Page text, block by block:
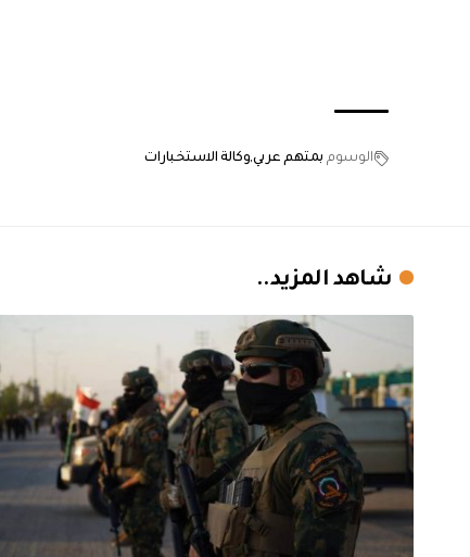
الوسوم بمتهم عربي وكالة الاستخبارات
شاهد المزيد..